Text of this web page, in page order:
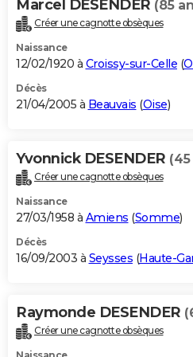
Marcel DESENDER (85
Créer une cagnotte obsèques
Naissance
12/02/1920 à Croissy-sur-Celle (
Décès
21/04/2005 à Beauvais (Oise)
Yvonnick DESENDER (45
Créer une cagnotte obsèques
Naissance
27/03/1958 à Amiens (Somme)
Décès
16/09/2003 à Seysses (Haute-
Raymonde DESENDER
Créer une cagnotte obsèques